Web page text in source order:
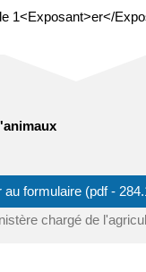
1<Exposant>er</
au formulaire (pdf -
chargé de